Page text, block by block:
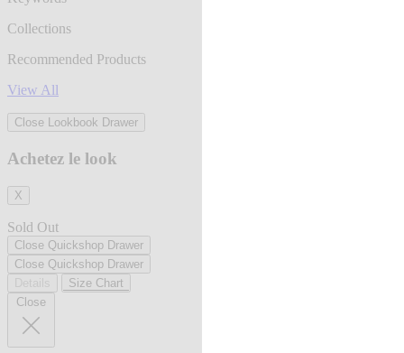
Collections
Recommended Products
View All
Close Lookbook Drawer
Achetez le look
X
Sold Out
Close Quickshop Drawer
Close Quickshop Drawer
Size Chart
Close